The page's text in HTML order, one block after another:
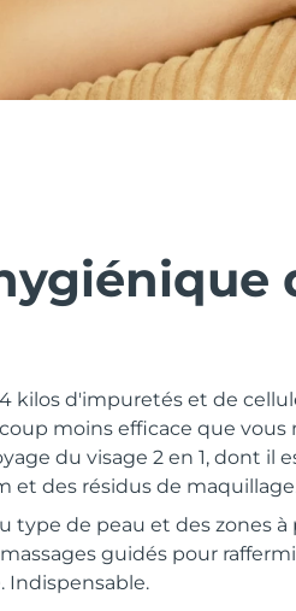
kilos d'impuretés et de
moins efficace que vous
du visage 2 en 1, dont il
et des résidus de
de peau et des zones à
guidés pour
Indispensable.